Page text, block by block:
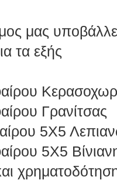
μας
ια τα εξής
Γρανίτσας
5Χ5
5Χ5